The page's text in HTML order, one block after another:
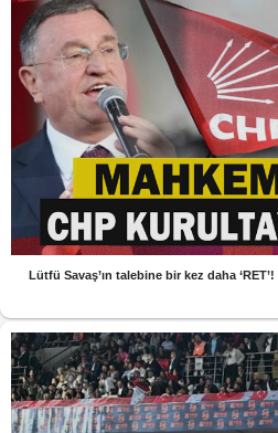
Lütfü Savaş’ın talebine bir kez daha ‘RET’!